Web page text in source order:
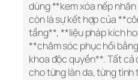
dùng **kem xóa nếp
còn là sự kết hợp của
tầng**, **liệu pháp kích
**chăm sóc phục hồi
khoa độc quyền**. Tất
cho từng làn da, từng tình